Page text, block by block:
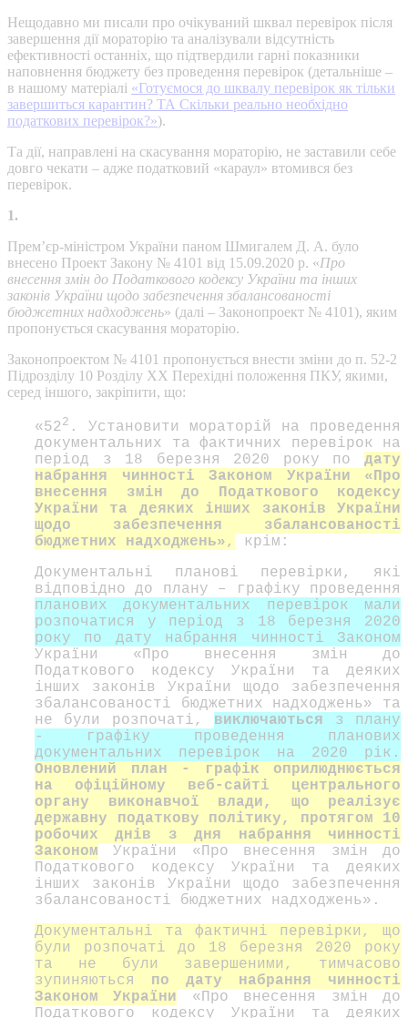
Нещодавно ми писали про очікуваний шквал перевірок після
завершення дії мораторію та аналізували відсутність
ефективності останніх, що підтвердили гарні показники
наповнення бюджету без проведення перевірок (детальніше –
в нашому матеріалі «Готуємося до шквалу перевірок як тільки
завершиться карантин? ТА Скільки реально необхідно
податкових перевірок?»).
Та дії, направлені на скасування мораторію, не заставили себе
довго чекати – адже податковий «караул» втомився без
перевірок.
1.
Прем’єр-міністром України паном Шмигалем Д. А. було
внесено Проект Закону № 4101 від 15.09.2020 р. «Про
внесення змін до Податкового кодексу України та інших
законів України щодо забезпечення збалансованості
бюджетних надходжень» (далі – Законопроект № 4101), яким
пропонується скасування мораторію.
Законопроектом № 4101 пропонується внести зміни до п. 52-2
Підрозділу 10 Розділу ХХ Перехідні положення ПКУ, якими,
серед іншого, закріпити, що:
«522 . Установити мораторій на проведення
документальних та фактичних перевірок на
період з 18 березня 2020 року по дату
набрання чинності Законом України «Про
внесення змін до Податкового кодексу
України та деяких інших законів України
щодо забезпечення збалансованості
бюджетних надходжень»,
крім:
Документальні планові перевірки, які
відповідно до плану – графіку проведення
планових документальних перевірок мали
розпочатися у період з 18 березня 2020
року по дату набрання чинності Законом
України «Про внесення змін до
Податкового кодексу України та деяких
інших законів України щодо забезпечення
збалансованості бюджетних надходжень» та
не були розпочаті, виключаються з плану
- графіку проведення планових
документальних перевірок на 2020 рік.
Оновлений план - графік оприлюднюється
на офіційному веб-сайті центрального
органу виконавчої влади, що реалізує
державну податкову політику, протягом 10
робочих днів з дня набрання чинності
Законом України «Про внесення змін до
Податкового кодексу України та деяких
інших законів України щодо забезпечення
збалансованості бюджетних надходжень».
Документальні та фактичні перевірки, що
були розпочаті до 18 березня 2020 року
та не були завершеними, тимчасово
зупиняються по дату набрання чинності
Законом України «Про внесення змін до
Податкового кодексу України та деяких